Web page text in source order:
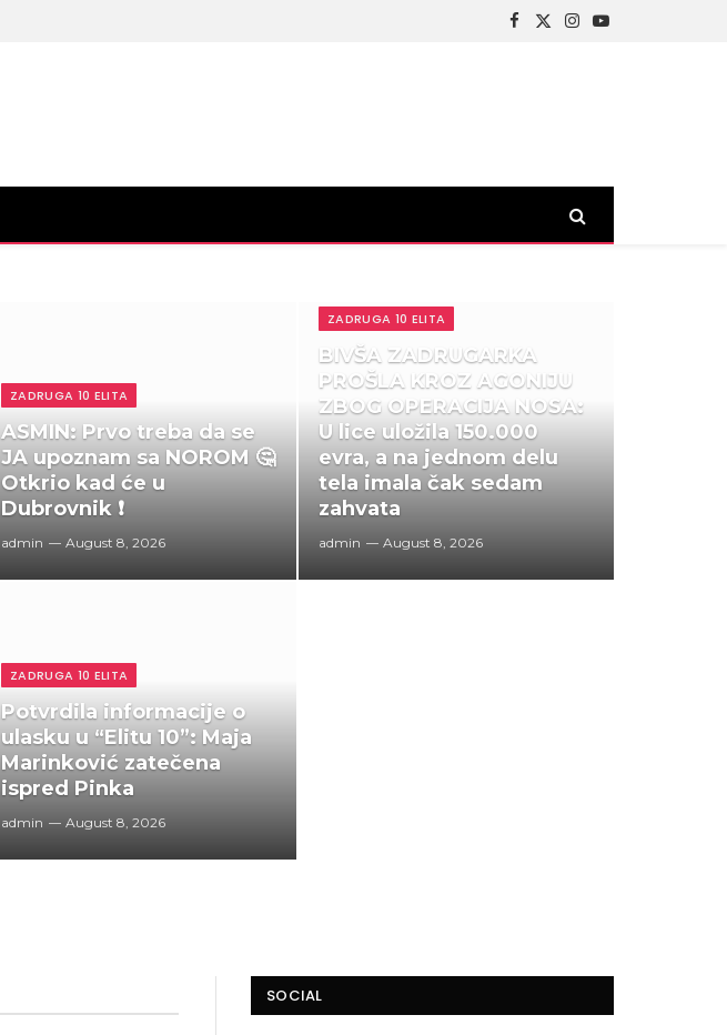
Facebook
X
Instagram
YouTube
ZADRUGA 10 ELITA
ASMIN: Prvo treba da se
JA upoznam sa NOROM 🤔
Otkrio kad će u
Dubrovnik ❗
admin August 8, 2026
ZADRUGA 10 ELITA
Potvrdila informacije o
ulasku u “Elitu 10”: Maja
Marinković zatečena
ispred Pinka
admin August 8, 2026
ZADRUGA 10 ELITA
BIVŠA ZADRUGARKA
PROŠLA KROZ AGONIJU
ZBOG OPERACIJA NOSA:
U lice uložila 150.000
evra, a na jednom delu
tela imala čak sedam
zahvata
admin August 8, 2026
SOCIAL